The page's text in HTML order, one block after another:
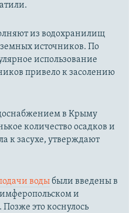
из водохранилищ
источников. По
использование
привело к засолению
в Крыму
количество осадков и
к засухе, утверждают
водыбыли введены в
и
это коснулось